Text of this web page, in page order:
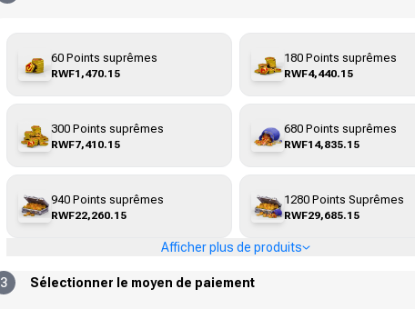
60 Points suprêmes
RWF1,470.15
180 Points suprêmes
RWF4,440.15
300 Points suprêmes
RWF7,410.15
680 Points suprêmes
RWF14,835.15
940 Points suprêmes
RWF22,260.15
1280 Points Suprêmes
RWF29,685.15
Afficher plus de produits
3 Sélectionner le moyen de paiement